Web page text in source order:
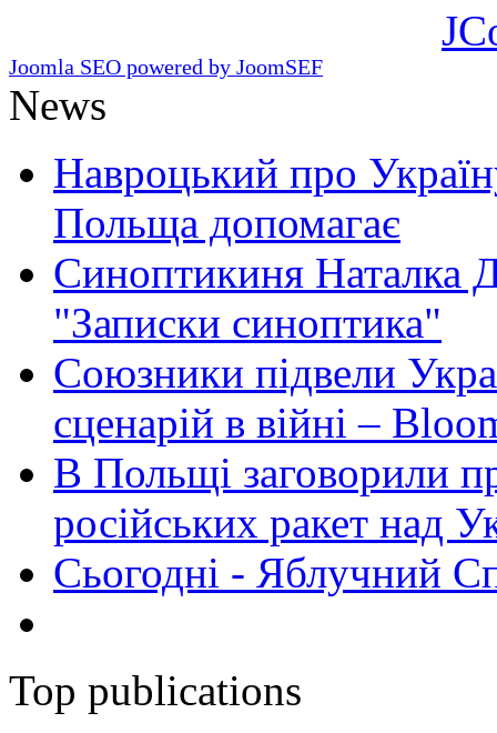
Joomla SEO powered by JoomSEF
News
Навроцький про
Польща допомагає
Синоптикиня Наталка
"Записки синоптика"
Союзники підвели
сценарій в війні –
В Польщі заговорили
російських ракет над
Сьогодні - Яблучний
Top publications